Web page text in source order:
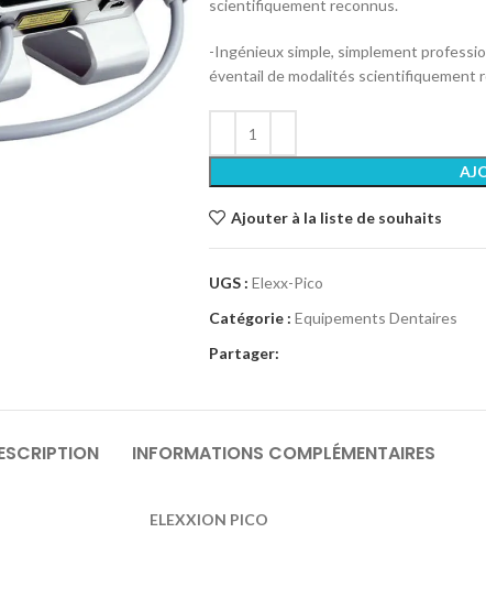
scientifiquement reconnus.
-Ingénieux simple, simplement
éventail de modalités scientifiquement
Ajouter à la liste de souhaits
UGS : Elexx-Pico
Catégorie : Equipements Dentaires
Partager:
INFORMATIONS COMPLÉMENTAIRES
ELEXXION PICO